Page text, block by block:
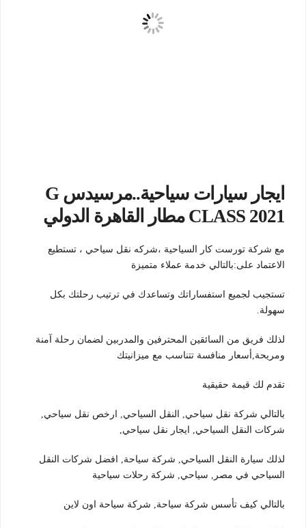
ايجار سيارات سياحية..مرسيدس G
CLASS 2021 مطار القاهرة الدولي
مع شركة تورست كار السياحية ،شركه نقل سياحي ، تستطيع
الاعتماد على:بالتالي خدمة عملاء متميزة
تستجيب لجميع استفساراتك وتساعدك في ترتيب رحلتك بكل
سهولة.
لذلك فريق من السائقين المحترفين والمدربين لضمان رحلة آمنة
ومريحة,أسعار منافسة تتناسب مع ميزانيتك
تقدم لك قيمة حقيقية
بالتالي شركة نقل سياحي, النقل السياحي, ارخص نقل سياحي,
شركات النقل السياحي, ايجار نقل سياحي,
لذلك سيارة النقل السياحي, شركة سياحة, افضل شركات النقل
السياحي في مصر, سياحي, شركة رحلات سياحية
بالتالي كيف تأسس شركة سياحة, شركة سياحة اون لاين